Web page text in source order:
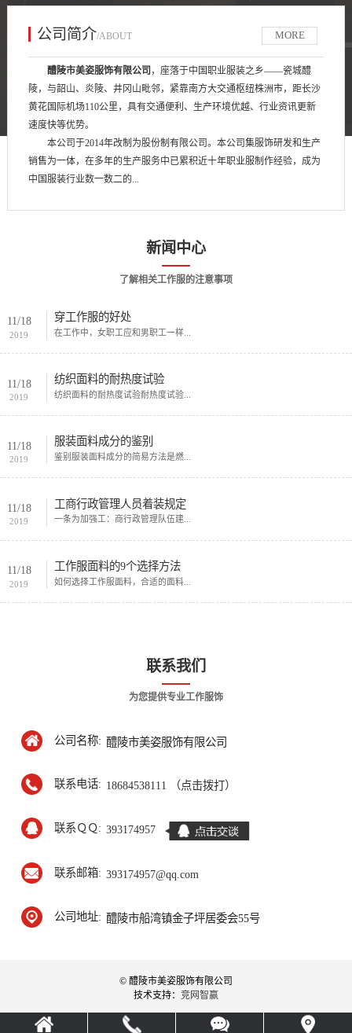
公司简介/ABOUT MORE
醴陵市美姿服饰有限公司 ，座落于中国职业服装之乡——瓷城醴
陵，与韶山、炎陵、井冈山毗邻，紧靠南方大交通枢纽株洲市，距长沙
黄花国际机场110公里，具有交通便利、生产环境优越、行业资讯更新
速度快等优势。
本公司于2014年改制为股份制有限公司。本公司集服饰研发和生产
销售为一体，在多年的生产服务中已累积近十年职业服制作经验，成为
中国服装行业数一数二的...
新闻中心
了解相关工作服的注意事项
11/18
2019
穿工作服的好处
在工作中，女职工应和男职工一样...
11/18
2019
纺织面料的耐热度试验
纺织面料的耐热度试验耐热度试验...
11/18
2019
服装面料成分的鉴别
鉴别服装面料成分的简易方法是燃...
11/18
2019
工商行政管理人员着装规定
一条为加强工：商行政管理队伍建...
11/18
2019
工作服面料的9个选择方法
如何选择工作服面料，合适的面料...
联系我们
为您提供专业工作服饰
公司名称: 醴陵市美姿服饰有限公司
联系电话: 18684538111 （点击拨打）
联系ＱＱ: 393174957
联系邮箱: 393174957@qq.com
公司地址: 醴陵市船湾镇金子坪居委会55号
© 醴陵市美姿服饰有限公司
技术支持： 竞网智赢